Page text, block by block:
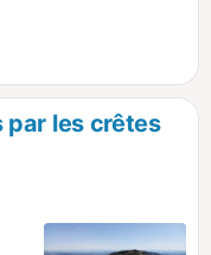
par les crêtes